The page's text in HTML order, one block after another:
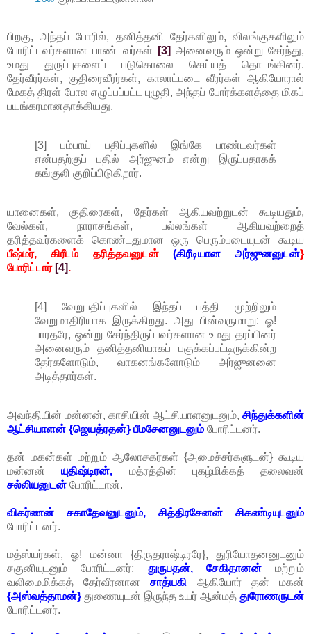
பிறகு, அந்தப் போரில், தனித்தனி தேர்களிலும், விலங்குகளிலும்
போரிட்டவர்களான பாண்டவர்கள்
[3] அனைவரும் ஒன்று சேர்ந்து,
உமது துருப்புகளைப் படுகொலை செய்யத் தொடங்கினர்.
தேர்வீரர்கள், குதிரைவீரர்கள், காலாட்படை வீரர்கள் ஆகியோரால்
மேகத் திரள் போல எழுப்பப்பட்ட புழுதி, அந்தப் போர்க்களத்தை மிகப்
பயங்கரமானதாக்கியது.
[3] பம்பாய் பதிப்புகளில் இங்கே பாண்டவர்கள்
என்பதற்குப் பதில் அர்ஜுனம் என்று இருப்பதாகக்
கங்குலி குறிப்பிடுகிறார்.
யானைகள், குதிரைகள், தேர்கள் ஆகியவற்றுடன் கூடியதும்,
வேல்கள், நாராசங்கள், பல்லங்கள் ஆகியவற்றைத்
தரித்தவர்களைக் கொண்டதுமான ஒரு பெரும்படையுடன் கூடிய
பீஷ்மர், கிரீடம் தரித்தவனுடன்(கிரீடியான அர்ஜுனனுடன்}
போரிட்டார் [4].
[4] வேறுபதிப்புகளில் இந்தப் பத்தி முற்றிலும்
வேறுமாதிரியாக இருக்கிறது. அது பின்வருமாறு: ஓ!
பாரதரே, ஒன்று சேர்ந்திருப்பவர்களான உமது தரப்பினர்
அனைவரும் தனித்தனியாகப் பகுக்கப்பட்டிருக்கின்ற
தேர்களோடும், வாகனங்களோடும் அர்ஜுனனை
அடித்தார்கள்.
அவந்தியின் மன்னன், காசியின் ஆட்சியாளனுடனும், சிந்துக்களின்
ஆட்சியாளன் {ஜெயத்ரதன்} பீமசேனனுடனும் போரிட்டனர்.
தன் மகன்கள் மற்றும் ஆலோசகர்கள் {அமைச்சர்களுடன்} கூடிய
மன்னன்யுதிஷ்டிரன், மத்ரத்தின் புகழ்மிக்கத் தலைவன்
சல்லியனுடன் போரிட்டான்.
விகர்ணன் சகாதேவனுடனும், சித்திரசேனன் சிகண்டியுடனும்
போரிட்டனர்.
மத்ஸ்யர்கள், ஓ! மன்னா {திருதராஷ்டிரரே}, துரியோதனனுடனும்
சகுனியுடனும் போரிட்டனர்; துருபதன், சேகிதானன்மற்றும்
வலிமைமிக்கத் தேர்வீரனானசாத்யகி ஆகியோர் தன் மகன்
{அஸ்வத்தாமன்} துணையுடன் இருந்த உயர் ஆன்மத் துரோணருடன்
போரிட்டனர்.